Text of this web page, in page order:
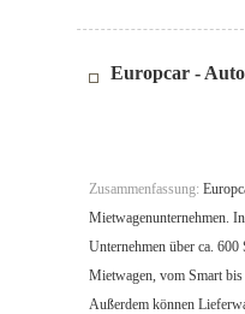
Europcar -
Zusammenfassung:
Mietwagenunternehmen.
Unternehmen über ca.
Mietwagen, vom Smart bis
Außerdem können